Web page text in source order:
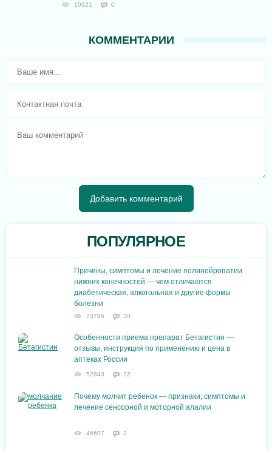
10621 0
КОММЕНТАРИИ
ПОПУЛЯРНОЕ
Причины, симптомы и лечение полинейропатии
нижних конечностей — чем отличаются
диабетическая, алкогольная и другие формы
болезни
73786 30
Особенности приема препарат Бетагистин —
отзывы, инструкция по применению и цена в
аптеках России
52843 22
Почему молчит ребенок — признаки, симптомы и
лечение сенсорной и моторной алалии
46607 2